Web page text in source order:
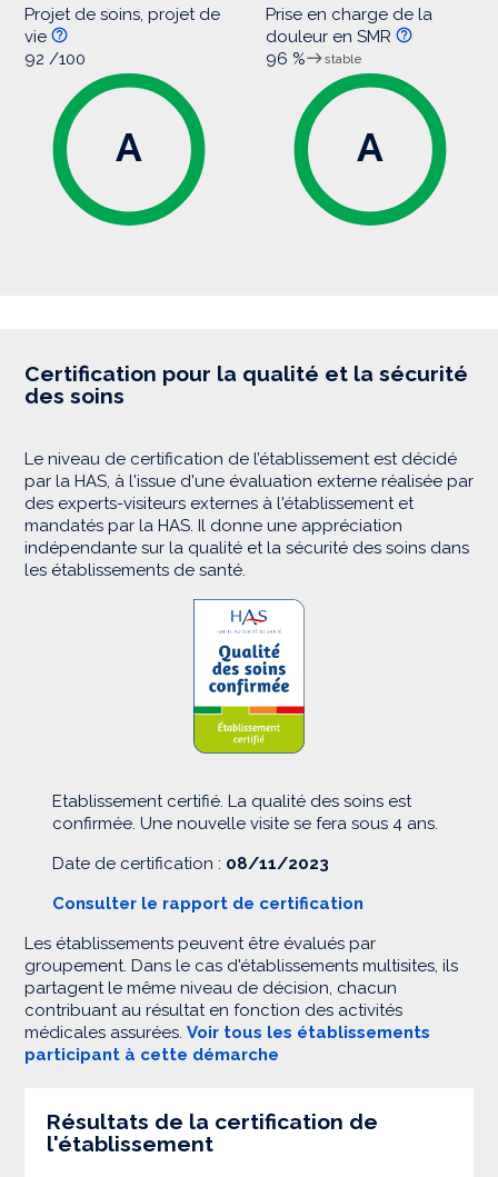
Projet de soins, projet de
vie
92 /100
A
Prise en charge de la
douleur en SMR
96 %
stable
A
Certification pour la qualité et la sécurité
des soins
Le niveau de certification de l’établissement est décidé
par la HAS, à l'issue d'une évaluation externe réalisée par
des experts-visiteurs externes à l'établissement et
mandatés par la HAS. Il donne une appréciation
indépendante sur la qualité et la sécurité des soins dans
les établissements de santé.
Etablissement certifié. La qualité des soins est
confirmée. Une nouvelle visite se fera sous 4 ans.
Date de certification : 08/11/2023
Consulter le rapport de certification
Les établissements peuvent être évalués par
groupement. Dans le cas d'établissements multisites, ils
partagent le même niveau de décision, chacun
contribuant au résultat en fonction des activités
médicales assurées. Voir tous les établissements
participant à cette démarche
Résultats de la certification de
l'établissement